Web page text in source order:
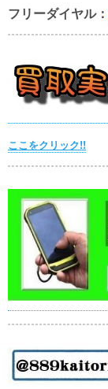
フリーダイヤル：
ここをクリック!!